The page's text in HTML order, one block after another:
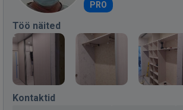
PRO
Töö näited
Kontaktid